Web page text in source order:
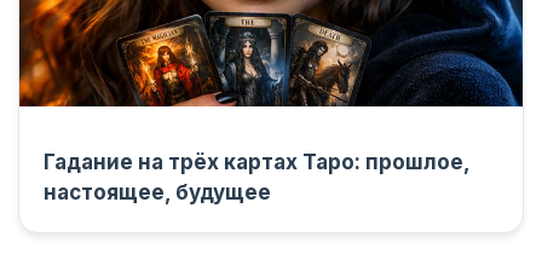
Гадание на трёх картах Таро: прошлое,
настоящее, будущее